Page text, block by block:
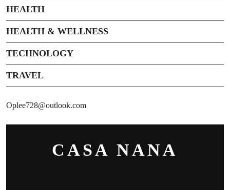
HEALTH
HEALTH & WELLNESS
TECHNOLOGY
TRAVEL
Oplee728@outlook.com
CASA NANA